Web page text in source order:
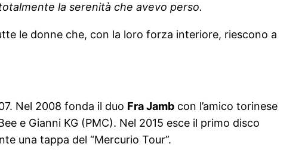
la serenità che avevo perso.
le donne che, con la loro forza interiore, riescono a
Nel 2008 fonda il duo Fra Jamb con l’amico torinese
e Gianni KG (PMC). Nel 2015 esce il primo disco
una tappa del “Mercurio Tour”.